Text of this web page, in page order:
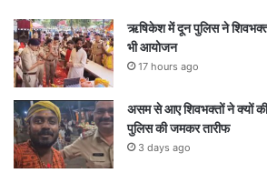
ऋषिकेश में दून पुलिस ने
भी आयोजन
17 hours ago
असम से आए शिवभक्तों ने क्यों
पुलिस की जमकर तारीफ
3 days ago